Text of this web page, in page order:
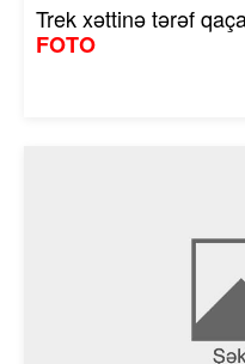
Trek xəttinə tərəf
FOTO